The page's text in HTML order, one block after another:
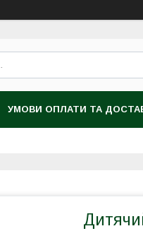
УМОВИ ОПЛАТИ ТА